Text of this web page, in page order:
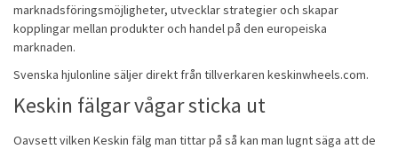
marknadsföringsmöjligheter, utvecklar strategier och skapar
kopplingar mellan produkter och handel på den europeiska
marknaden.
Svenska hjulonline säljer direkt från tillverkaren keskinwheels.com.
Keskin fälgar vågar sticka ut
Oavsett vilken Keskin fälg man tittar på så kan man lugnt säga att de